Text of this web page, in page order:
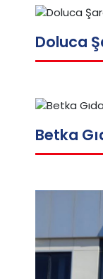
Doluca
Betka